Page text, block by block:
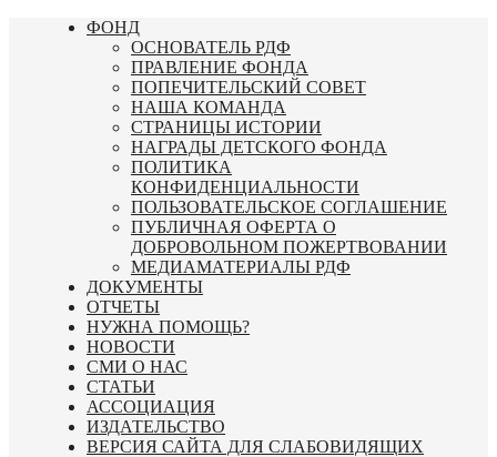
Перейти
ФОНД
ОСНОВАТЕЛЬ РДФ
ПРАВЛЕНИЕ ФОНДА
ПОПЕЧИТЕЛЬСКИЙ СОВЕТ
НАША КОМАНДА
СТРАНИЦЫ ИСТОРИИ
НАГРАДЫ ДЕТСКОГО ФОНДА
ПОЛИТИКА
КОНФИДЕНЦИАЛЬНОСТИ
ПОЛЬЗОВАТЕЛЬСКОЕ СОГЛАШЕНИЕ
ПУБЛИЧНАЯ ОФЕРТА О
ДОБРОВОЛЬНОМ ПОЖЕРТВОВАНИИ
МЕДИАМАТЕРИАЛЫ РДФ
ДОКУМЕНТЫ
ОТЧЕТЫ
НУЖНА ПОМОЩЬ?
НОВОСТИ
СМИ О НАС
СТАТЬИ
АССОЦИАЦИЯ
ИЗДАТЕЛЬСТВО
ВЕРСИЯ САЙТА ДЛЯ СЛАБОВИДЯЩИХ